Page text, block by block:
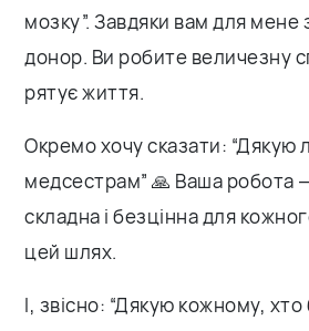
мозку”. Завдяки вам для мене
донор. Ви робите величезну
рятує життя.
Окремо хочу сказати: “Дякую
медсестрам” 🙏 Ваша робота
складна і безцінна для
цей шлях.
І, звісно: “Дякую кожному, хто